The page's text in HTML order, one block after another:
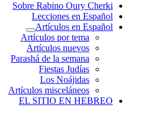
Sobre Rabino Oury Cherki
Lecciones en Español
Artículos en Español
Artículos por tema
Artículos nuevos
Parashá de la semana
Fiestas Judías
Los Noájidas
Artículos misceláneos
EL SITIO EN HEBREO